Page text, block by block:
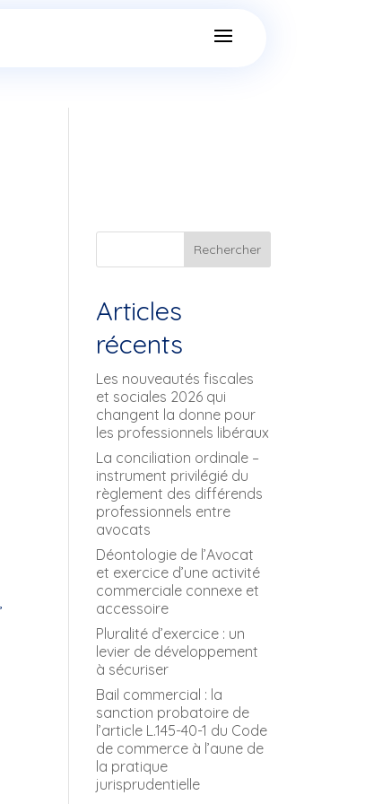
Rechercher
Articles
récents
Les nouveautés fiscales
et sociales 2026 qui
changent la donne pour
les professionnels libéraux
La conciliation ordinale –
instrument privilégié du
règlement des différends
professionnels entre
avocats
Déontologie de l’Avocat
et exercice d’une activité
commerciale connexe et
accessoire
Pluralité d’exercice : un
levier de développement
à sécuriser
Bail commercial : la
sanction probatoire de
l’article L.145-40-1 du Code
de commerce à l’aune de
la pratique
jurisprudentielle